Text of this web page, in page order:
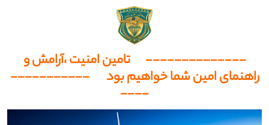
-------------- تامین امنیت ،آرامش و
راهنمای امین شما خواهیم بود -----------
----